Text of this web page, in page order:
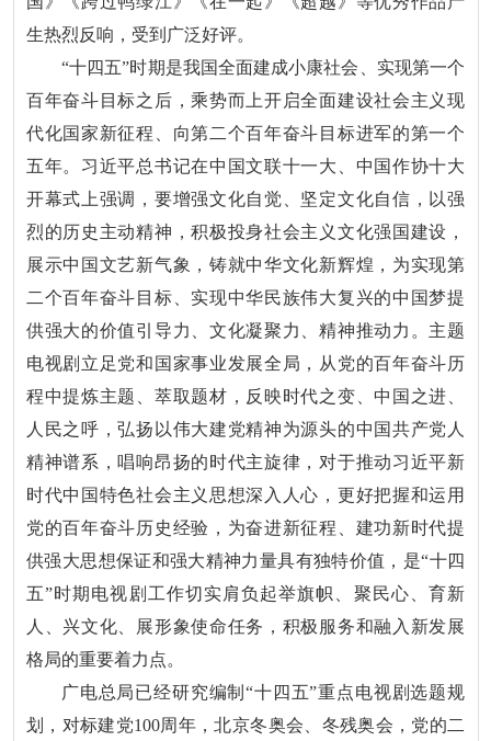
生热烈反响，受到广泛好评。
“十四五”时期是我国全面建成小康社会、实现第一个
百年奋斗目标之后，乘势而上开启全面建设社会主义现
代化国家新征程、向第二个百年奋斗目标进军的第一个
五年。习近平总书记在中国文联十一大、中国作协十大
开幕式上强调，要增强文化自觉、坚定文化自信，以强
烈的历史主动精神，积极投身社会主义文化强国建设，
展示中国文艺新气象，铸就中华文化新辉煌，为实现第
二个百年奋斗目标、实现中华民族伟大复兴的中国梦提
供强大的价值引导力、文化凝聚力、精神推动力。主题
电视剧立足党和国家事业发展全局，从党的百年奋斗历
程中提炼主题、萃取题材，反映时代之变、中国之进、
人民之呼，弘扬以伟大建党精神为源头的中国共产党人
精神谱系，唱响昂扬的时代主旋律，对于推动习近平新
时代中国特色社会主义思想深入人心，更好把握和运用
党的百年奋斗历史经验，为奋进新征程、建功新时代提
供强大思想保证和强大精神力量具有独特价值，是“十四
五”时期电视剧工作切实肩负起举旗帜、聚民心、育新
人、兴文化、展形象使命任务，积极服务和融入新发展
格局的重要着力点。
广电总局已经研究编制“十四五”重点电视剧选题规
划，对标建党100周年，北京冬奥会、冬残奥会，党的二